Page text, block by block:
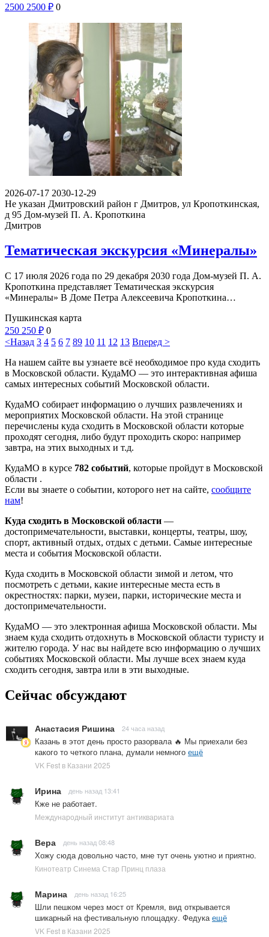
2500 2500 ₽ 0
2026-07-17 2030-12-29
Не указан Дмитровский район г Дмитров, ул Кропоткинская,
д 95 Дом-музей П. А. Кропоткина
Дмитров
Тематическая экскурсия «Минералы»
С 17 июля 2026 года по 29 декабря 2030 года Дом-музей П. А.
Кропоткина представляет Тематическая экскурсия
«Минералы» В Доме Петра Алексеевича Кропоткина…
Пушкинская карта
250 250 ₽ 0
<Назад 3 4 5 6 7 89 10 11 12 13 Вперед >
На нашем сайте вы узнаете всё необходимое про куда сходить
в Московской области. КудаМО — это интерактивная афиша
самых интересных событий Московской области.
КудаМО собирает информацию о лучших развлечениях и
мероприятих Московской области. На этой странице
перечислены куда сходить в Московской области которые
проходят сегодня, либо будут проходить скоро: например
завтра, на этих выходных и т.д.
КудаМО в курсе 782 событий, которые пройдут в Московской
области .
Если вы знаете о событии, которого нет на сайте, сообщите
нам!
Куда сходить в Московской области —
достопримечательности, выставки, концерты, театры, шоу,
спорт, активный отдых, отдых с детьми. Самые интересные
места и события Московской области.
Куда сходить в Московской области зимой и летом, что
посмотреть с детьми, какие интересные места есть в
окрестностях: парки, музеи, парки, исторические места и
достопримечательности.
КудаМО — это электронная афиша Московской области. Мы
знаем куда сходить отдохнуть в Московской области туристу и
жителю города. У нас вы найдете всю информацию о лучших
событиях Московской области. Мы лучше всех знаем куда
сходить сегодня, завтра или в эти выходные.
Сейчас обсуждают
Анастасия Ришина 24 часа назад
Казань в этот день просто разорвала 🔥 Мы приехали без
какого то четкого плана, думали немного ещё
VK Fest в Казани 2025
Ирина день назад 13:41
Кже не работает.
Международный институт антиквариата
Вера день назад 08:48
Хожу сюда довольно часто, мне тут очень уютно и приятно.
Кинотеатр Синема Стар Принц плаза
Марина день назад 16:25
Шли пешком через мост от Кремля, вид открывается
шикарный на фестивальную площадку. Федукаещё
VK Fest в Казани 2025